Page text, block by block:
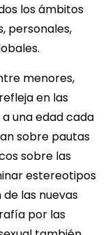
los ámbitos
personales,
menores,
en las
una edad cada
sobre pautas
sobre las
estereotipos
las nuevas
por las